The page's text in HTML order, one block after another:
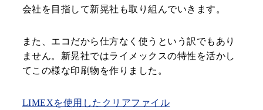
会社を目指して新晃社も取り組んでいきます。
また、エコだから仕方なく使うという訳でもあり
ません。新晃社ではライメックスの特性を活かし
てこの様な印刷物を作りました。
LIMEXを使用したクリアファイル